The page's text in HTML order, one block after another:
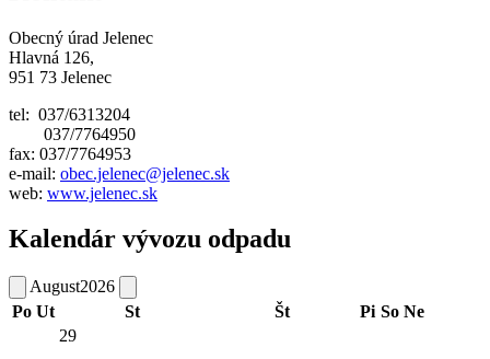
Obecný úrad Jelenec
Hlavná 126,
951 73 Jelenec
tel: 037/6313204
037/7764950
fax: 037/7764953
e-mail: obec.jelenec@jelenec.sk
web: www.jelenec.sk
Kalendár vývozu odpadu
August2026
Po Ut St Št Pi So Ne
29